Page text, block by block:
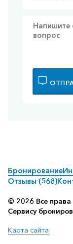
Бронирование
Отзывы (568)
© 2026 Все
Сервису
Карта сайта